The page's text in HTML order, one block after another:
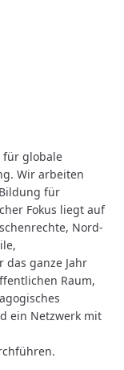
für globale
Wir arbeiten
für
Fokus liegt auf
Nord-
das ganze Jahr
Raum,
ein Netzwerk mit